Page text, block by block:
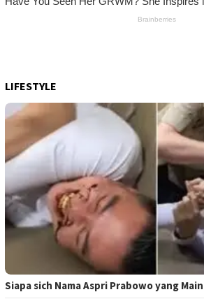
LIFESTYLE
Siapa sich Nama Aspri Prabowo yang